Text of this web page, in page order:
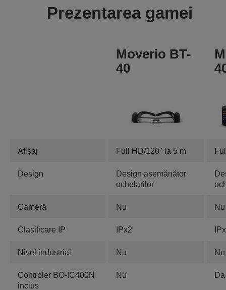
Prezentarea gamei
Moverio BT-
40
Afișaj Full HD/120" la 5 m
Design
Design asemănător
ochelarilor
Cameră Nu Nu
Clasificare IP IPx2
Nivel industrial Nu Nu
Controler BO-IC400N
inclus
Nu Da